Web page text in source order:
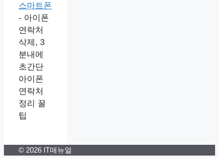
스마트폰
- 아이폰
연락처
삭제, 3
분내에
초간단
아이폰
연락처
정리 꿀
팁
© 2026 IT매뉴얼